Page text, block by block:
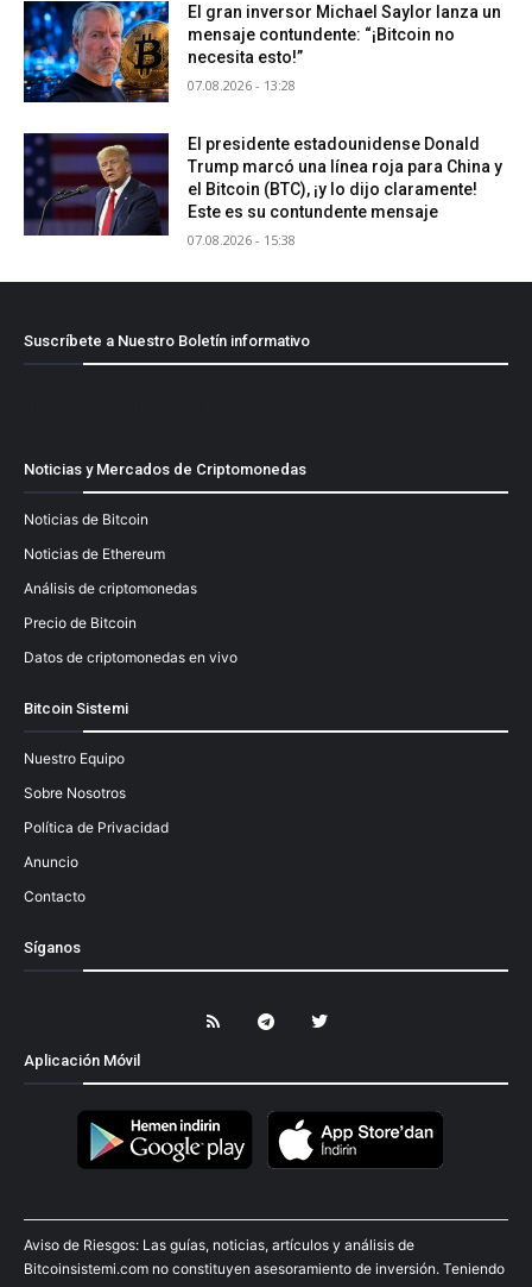
El gran inversor Michael Saylor lanza un
mensaje contundente: “¡Bitcoin no
necesita esto!”
07.08.2026 - 13:28
El presidente estadounidense Donald
Trump marcó una línea roja para China y
el Bitcoin (BTC), ¡y lo dijo claramente!
Este es su contundente mensaje
07.08.2026 - 15:38
Suscríbete a Nuestro Boletín informativo
Noticias y Mercados de Criptomonedas
Noticias de Bitcoin
Noticias de Ethereum
Análisis de criptomonedas
Precio de Bitcoin
Datos de criptomonedas en vivo
Bitcoin Sistemi
Nuestro Equipo
Sobre Nosotros
Política de Privacidad
Anuncio
Contacto
Síganos
Aplicación Móvil
Aviso de Riesgos: Las guías, noticias, artículos y análisis de
Bitcoinsistemi.com no constituyen asesoramiento de inversión. Teniendo